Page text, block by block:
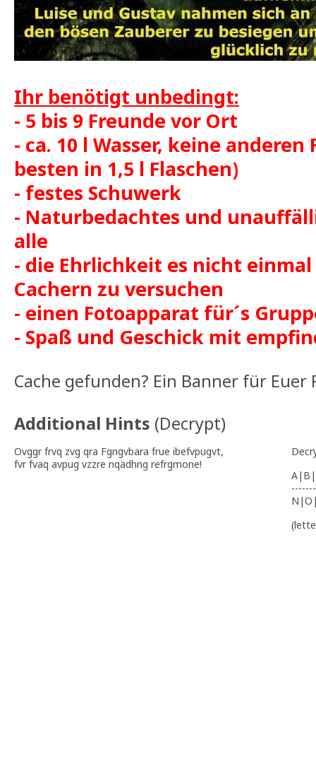
Ihr benötigt unbedingt:
- 5 bis 9 Freunde vor Ort
- ca. 10 l Wasser, keine
besten in 1,5 l Flaschen)
- festes Schuwerk
- Naturbedachtes und
alle
- die Ehrlichkeit es nicht
Cachern zu versuchen
- einen Fotoapparat für´s
- Spaß und Geschick mit
Cache gefunden? Ein Banner für
Additional Hints (Decrypt)
Ovggr frvq zvg qra Fgngvbara frue ibefvpugvt,
fvr fvaq avpug vzzre nqädhng refrgmone!